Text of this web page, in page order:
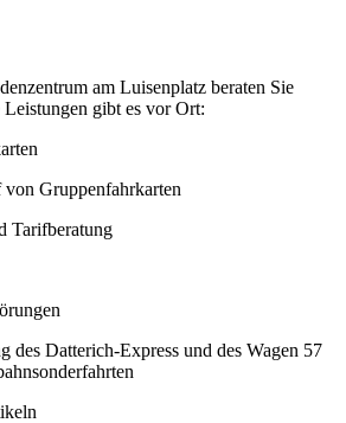
am Luisenplatz beraten Sie
gibt es vor Ort:
Gruppenfahrkarten
Tarifberatung
des Datterich-Express und des Wagen 57